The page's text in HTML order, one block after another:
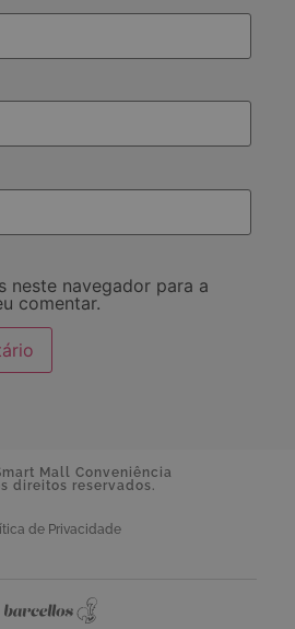
neste navegador para a
comentar.
Mall Conveniência
direitos reservados.
de Privacidade